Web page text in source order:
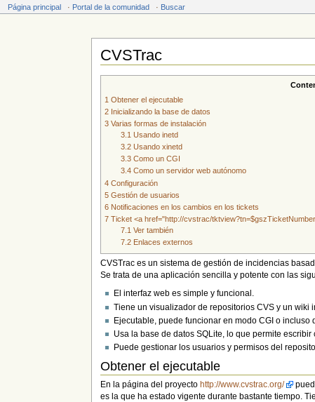
Página principal · Portal de la comunidad · Buscar
CVSTrac
1 Obtener el ejecutable
2 Inicializando la base de datos
3 Varias formas de instalación
3.1 Usando inetd
3.2 Usando xinetd
3.3 Como un CGI
3.4 Como un servidor web autónomo
4 Configuración
5 Gestión de usuarios
6 Notificaciones en los cambios en los tickets
7 Ticket <a href="http://cvstrac/
7.1 Ver también
7.2 Enlaces externos
CVSTrac es un sistema de gestión de incidencias
Se trata de una aplicación sencilla y potente con las
El interfaz web es simple y funcional.
Tiene un visualizador de repositorios CVS y un wiki
Ejecutable, puede funcionar en modo CGI o
Usa la base de datos SQLite, lo que permite
Puede gestionar los usuarios y permisos del
Obtener el ejecutable
En la página del proyecto http://www.cvstrac.org/
es la que ha estado vigente durante bastante tiempo.